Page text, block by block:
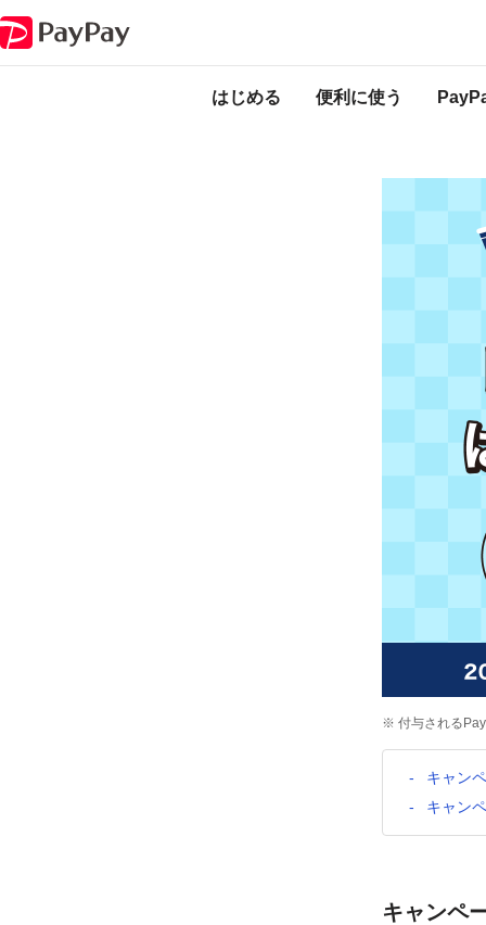
はじめる 便利に使う
ります。
※ 付与される
キャン
キャン
キャンペ